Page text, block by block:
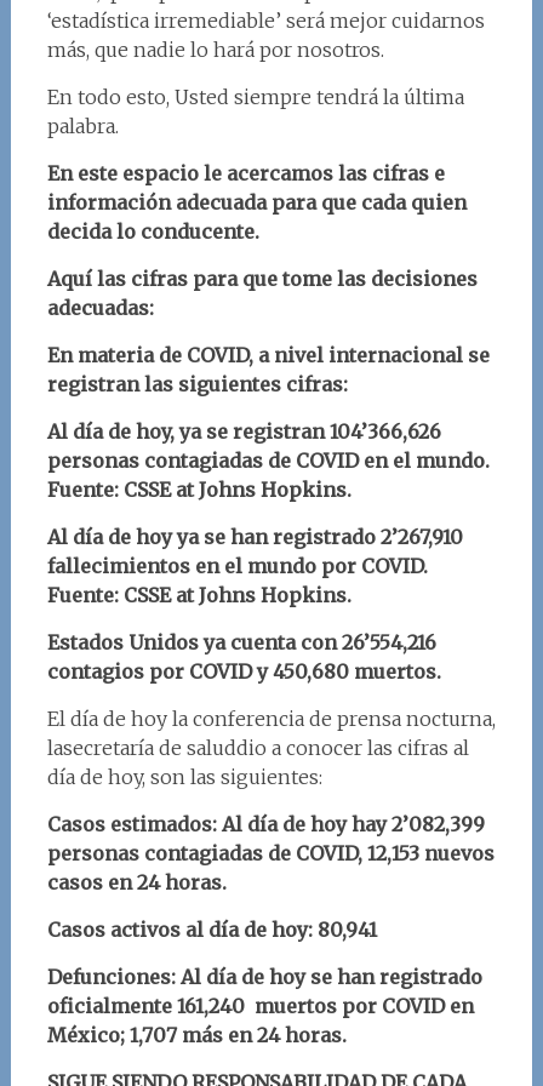
‘estadística irremediable’ será mejor cuidarnos
más, que nadie lo hará por nosotros.
En todo esto, Usted siempre tendrá la última
palabra.
En este espacio le acercamos las cifras e
información adecuada para que cada quien
decida lo conducente.
Aquí las cifras para que tome las decisiones
adecuadas:
En materia de COVID, a nivel internacional se
registran las siguientes cifras:
Al día de hoy, ya se registran 104’366,626
personas contagiadas de COVID en el mundo.
Fuente: CSSE at Johns Hopkins.
Al día de hoy ya se han registrado 2’267,910
fallecimientos en el mundo por COVID.
Fuente: CSSE at Johns Hopkins.
Estados Unidos ya cuenta con 26’554,216
contagios por COVID y 450,680 muertos.
El día de hoy la conferencia de prensa nocturna,
lasecretaría de saluddio a conocer las cifras al
día de hoy, son las siguientes:
Casos estimados: Al día de hoy hay 2’082,399
personas contagiadas de COVID, 12,153 nuevos
casos en 24 horas.
Casos activos al día de hoy: 80,941
Defunciones: Al día de hoy se han registrado
oficialmente 161,240 muertos por COVID en
México; 1,707 más en 24 horas.